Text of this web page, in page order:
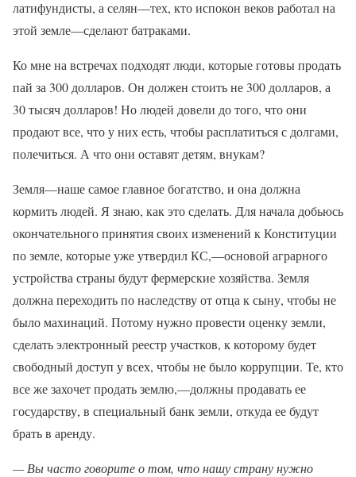
латифундисты, а селян—тех, кто испокон веков работал на
этой земле—сделают батраками.
Ко мне на встречах подходят люди, которые готовы продать
пай за 300 долларов. Он должен стоить не 300 долларов, а
30 тысяч долларов! Но людей довели до того, что они
продают все, что у них есть, чтобы расплатиться с долгами,
полечиться. А что они оставят детям, внукам?
Земля—наше самое главное богатство, и она должна
кормить людей. Я знаю, как это сделать. Для начала добьюсь
окончательного принятия своих изменений к Конституции
по земле, которые уже утвердил КС,—основой аграрного
устройства страны будут фермерские хозяйства. Земля
должна переходить по наследству от отца к сыну, чтобы не
было махинаций. Потому нужно провести оценку земли,
сделать электронный реестр участков, к которому будет
свободный доступ у всех, чтобы не было коррупции. Те, кто
все же захочет продать землю,—должны продавать ее
государству, в специальный банк земли, откуда ее будут
брать в аренду.
— Вы часто говорите о том, что нашу страну нужно